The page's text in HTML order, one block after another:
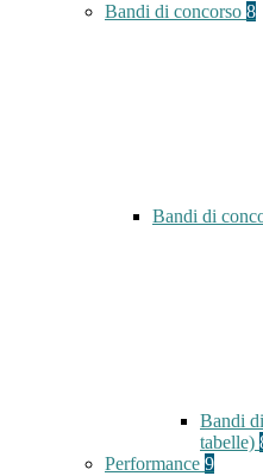
Bandi di concorso 8
Bandi di
Bandi
tabelle)
Performance 9